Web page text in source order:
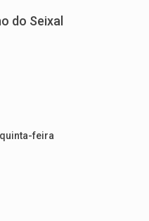
do Seixal
feira